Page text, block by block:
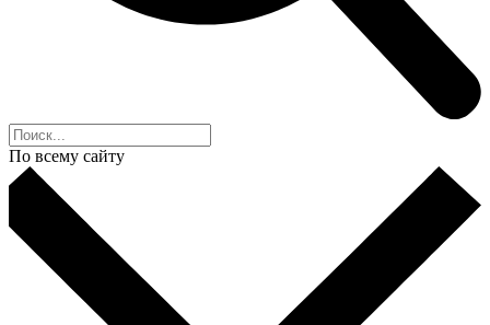
По всему сайту